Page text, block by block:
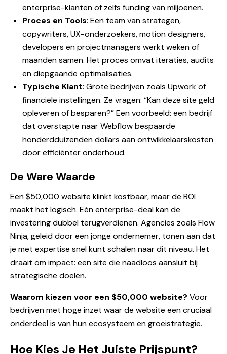
enterprise-klanten of zelfs funding van miljoenen.
Proces en Tools: Een team van strategen,
copywriters, UX-onderzoekers, motion designers,
developers en projectmanagers werkt weken of
maanden samen. Het proces omvat iteraties, audits
en diepgaande optimalisaties.
Typische Klant: Grote bedrijven zoals Upwork of
financiële instellingen. Ze vragen: “Kan deze site geld
opleveren of besparen?” Een voorbeeld: een bedrijf
dat overstapte naar Webflow bespaarde
honderdduizenden dollars aan ontwikkelaarskosten
door efficiënter onderhoud.
De Ware Waarde
Een $50,000 website klinkt kostbaar, maar de ROI
maakt het logisch. Eén enterprise-deal kan de
investering dubbel terugverdienen. Agencies zoals Flow
Ninja, geleid door een jonge ondernemer, tonen aan dat
je met expertise snel kunt schalen naar dit niveau. Het
draait om impact: een site die naadloos aansluit bij
strategische doelen.
Waarom kiezen voor een $50,000 website? Voor
bedrijven met hoge inzet waar de website een cruciaal
onderdeel is van hun ecosysteem en groeistrategie.
Hoe Kies Je Het Juiste Prijspunt?